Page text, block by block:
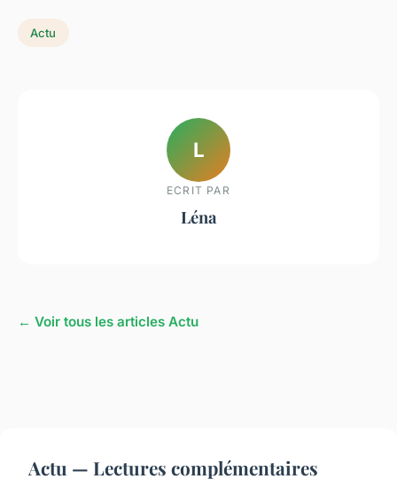
Actu
L
ECRIT PAR
Léna
← Voir tous les articles Actu
Actu — Lectures complémentaires